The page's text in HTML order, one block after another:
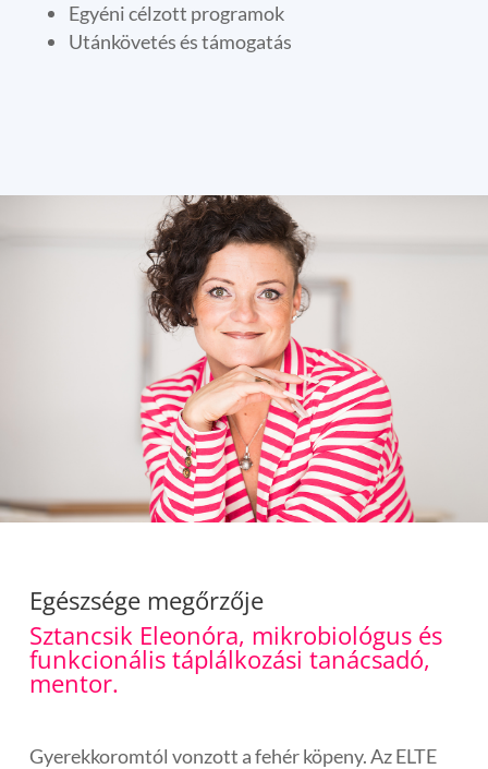
Egyéni célzott programok
Utánkövetés és támogatás
Egészsége megőrzője
Sztancsik Eleonóra, mikrobiológus és
funkcionális táplálkozási tanácsadó,
mentor.
Gyerekkoromtól vonzott a fehér köpeny. Az ELTE